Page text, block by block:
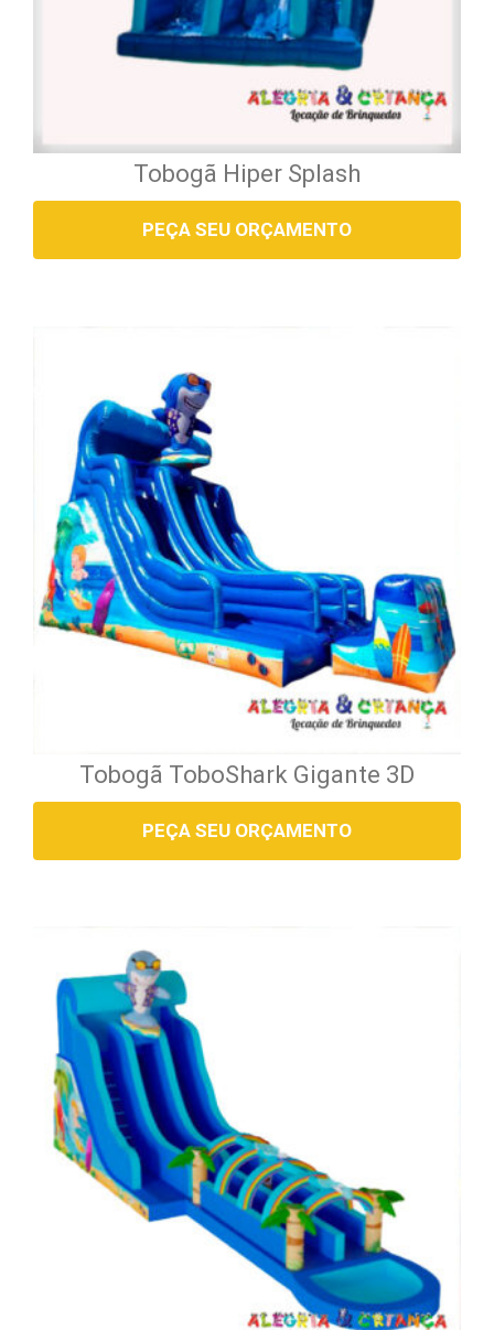
Tobogã Hiper Splash
PEÇA SEU ORÇAMENTO
Tobogã ToboShark Gigante 3D
PEÇA SEU ORÇAMENTO